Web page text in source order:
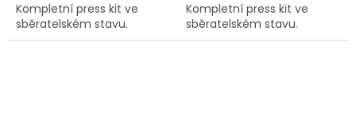
Kompletní press kit ve
sběratelském stavu.
Kompletní press kit ve
sběratelském stavu.